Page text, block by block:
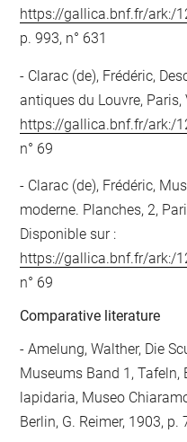
https://gallica.bnf.fr/ark:/
p. 993, n° 631
Clarac (de), Frédéric,
antiques du Louvre,
https://gallica.bnf.fr/ark:/
n° 69
Clarac (de), Frédéric,
moderne. Planches, 2,
Disponible sur :
https://gallica.bnf.fr/ark:/
n° 69
Comparative literature
- Amelung, Walther, Die
Museums Band 1, Tafeln,
lapidaria, Museo
Berlin, G. Reimer, 1903, p.